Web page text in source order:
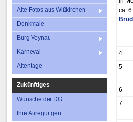
Alte Fotos aus Wißkirchen
Denkmale
Burg Veynau
Karneval
Altentage
Zukünftiges
Wünsche der DG
Ihre Anregungen
ca. 6
4
5
6
7